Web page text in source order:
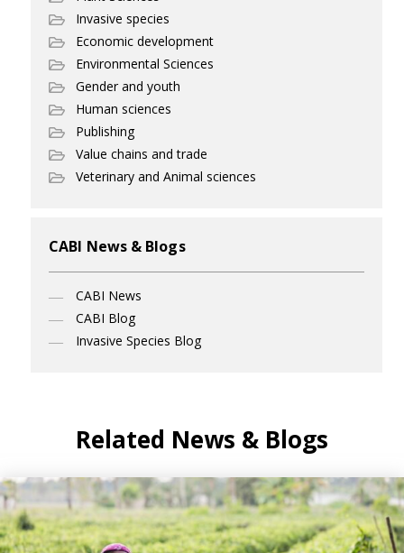
Invasive species
Economic development
Environmental Sciences
Gender and youth
Human sciences
Publishing
Value chains and trade
Veterinary and Animal sciences
CABI News & Blogs
CABI News
CABI Blog
Invasive Species Blog
Related News & Blogs